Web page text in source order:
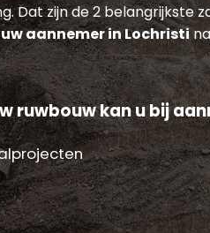
Dat zijn de 2 belangrijkste
aannemer in Lochristi
ruwbouw kan u bij